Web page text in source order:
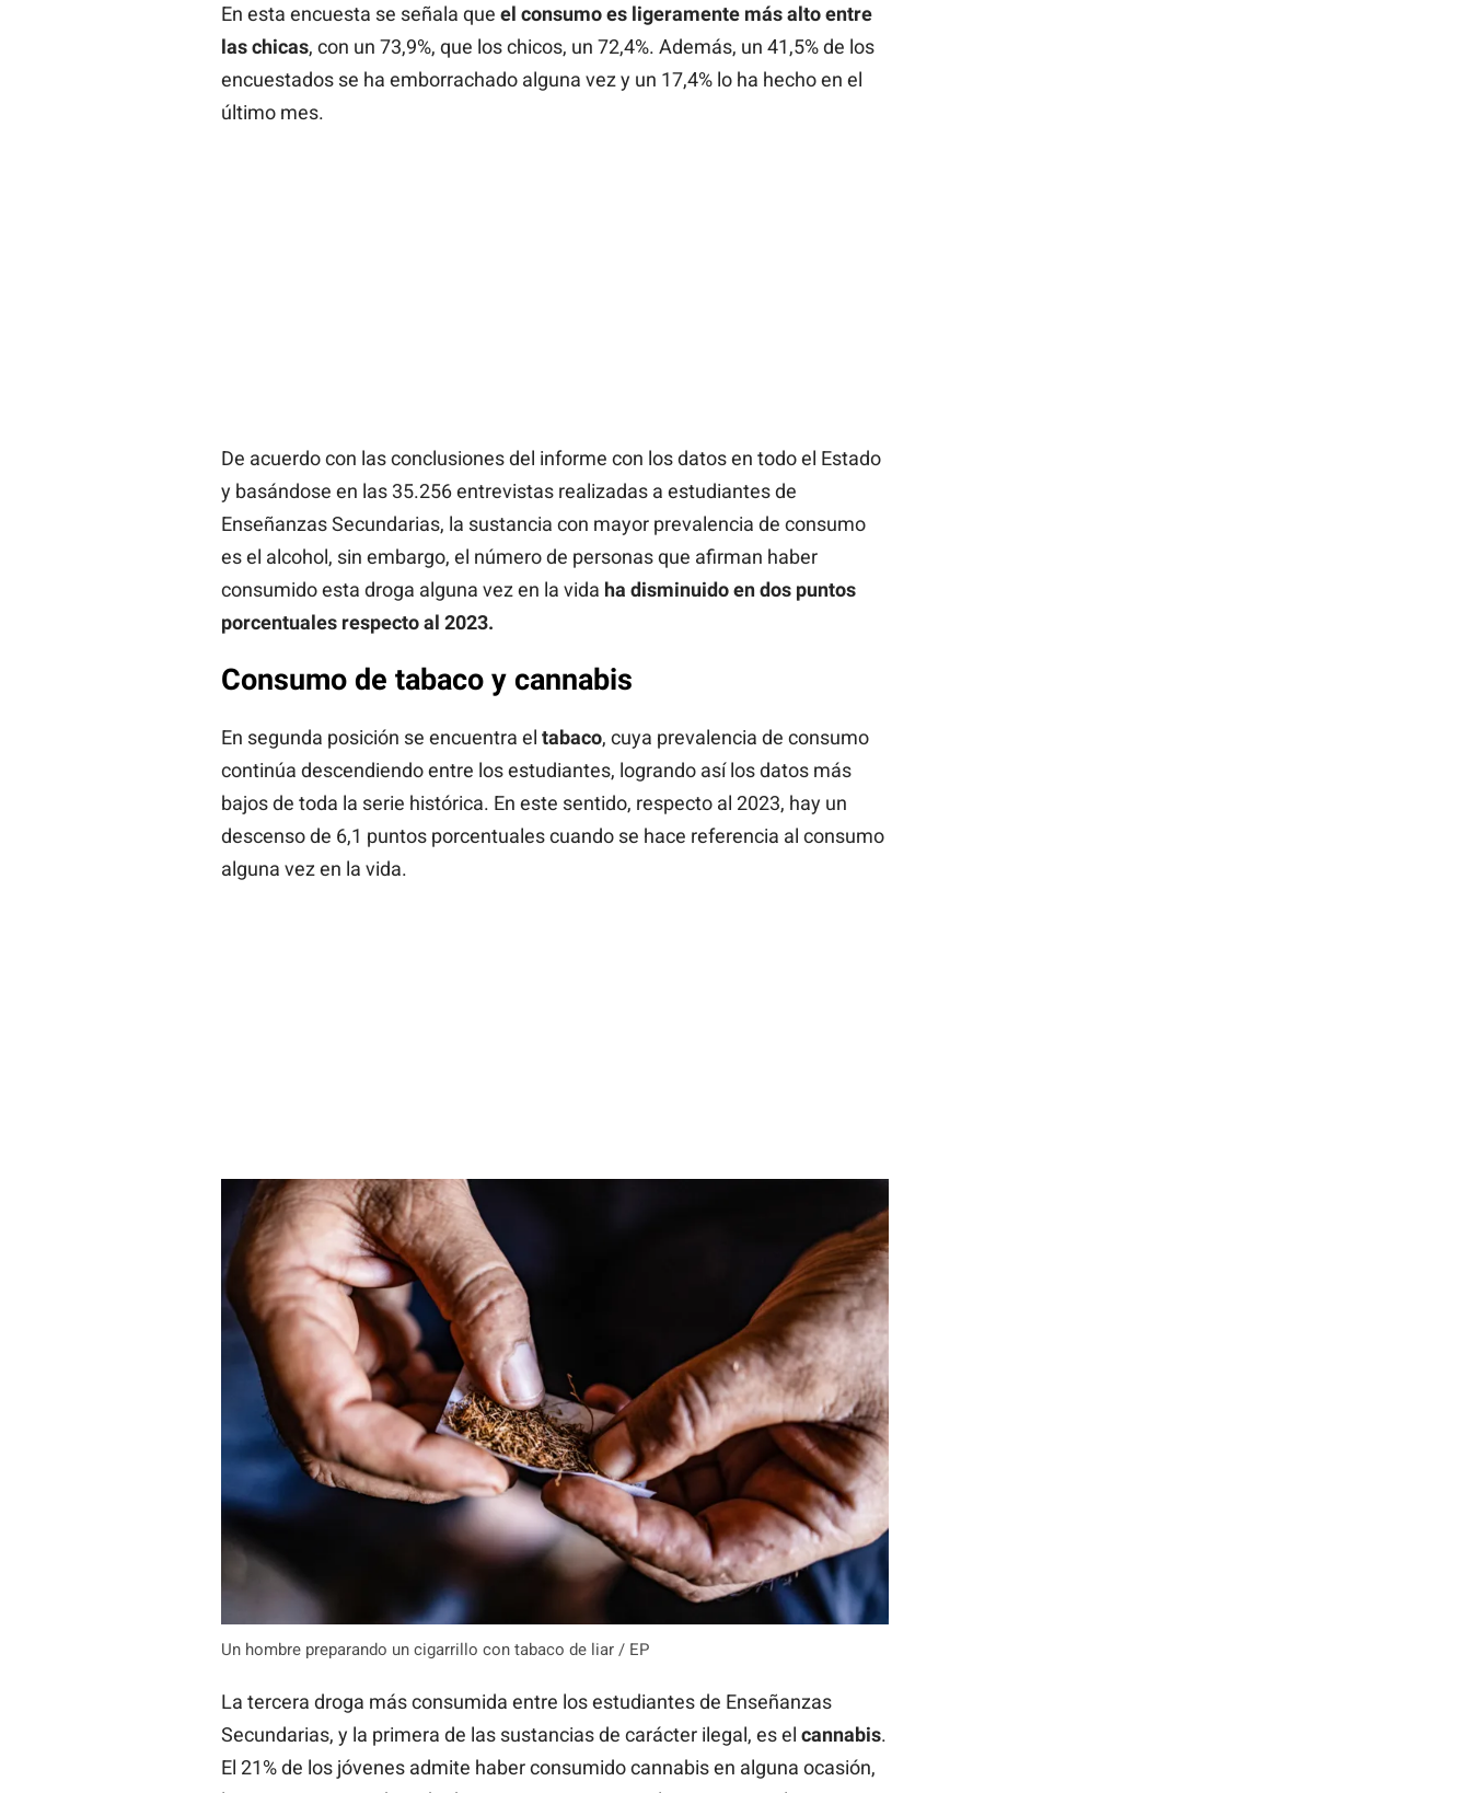
En esta encuesta se señala que el consumo es ligeramente más alto entre
las chicas, con un 73,9%, que los chicos, un 72,4%. Además, un 41,5% de los
encuestados se ha emborrachado alguna vez y un 17,4% lo ha hecho en el
último mes.
De acuerdo con las conclusiones del informe con los datos en todo el Estado
y basándose en las 35.256 entrevistas realizadas a estudiantes de
Enseñanzas Secundarias, la sustancia con mayor prevalencia de consumo
es el alcohol, sin embargo, el número de personas que afirman haber
consumido esta droga alguna vez en la vida ha disminuido en dos puntos
porcentuales respecto al 2023.
Consumo de tabaco y cannabis
En segunda posición se encuentra el tabaco, cuya prevalencia de consumo
continúa descendiendo entre los estudiantes, logrando así los datos más
bajos de toda la serie histórica. En este sentido, respecto al 2023, hay un
descenso de 6,1 puntos porcentuales cuando se hace referencia al consumo
alguna vez en la vida.
Un hombre preparando un cigarrillo con tabaco de liar / EP
La tercera droga más consumida entre los estudiantes de Enseñanzas
Secundarias, y la primera de las sustancias de carácter ilegal, es el cannabis.
El 21% de los jóvenes admite haber consumido cannabis en alguna ocasión,